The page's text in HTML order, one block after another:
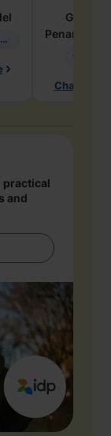
Information Technology
Penarete
Chat with
practical
and